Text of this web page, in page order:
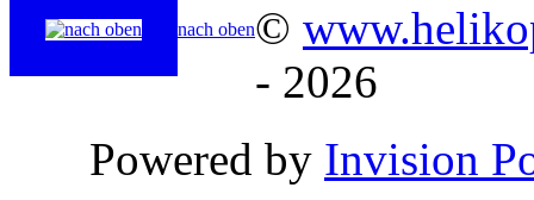
nach oben©
- 2026
Powered by Invision